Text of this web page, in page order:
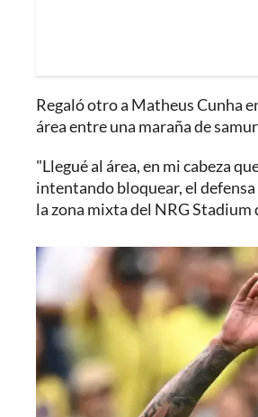
Regaló otro a Matheus Cunha
área entre una maraña de
"Llegué al área, en mi cabeza
intentando bloquear, el defensa
la zona mixta del NRG Stadium